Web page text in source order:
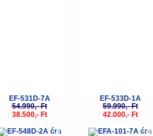
EF-531D-7A
54.990,- Ft
38.500,- Ft
EF-533D-1A
59.990,- Ft
42.000,- Ft
-30% -